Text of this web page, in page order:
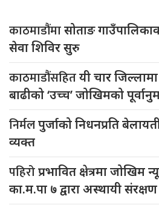
काठमाडौंमासोताङ
सेवा शिविर सुरु
काठमाडौंसहितयी चार
बाढीको ‘उच्च’ जोखिमको
निर्मलपुर्जाको निधनप्रति
व्यक्त
पहिरोप्रभावित क्षेत्रमा जोखिम
का.म.पा ७ द्वारा अस्थायी